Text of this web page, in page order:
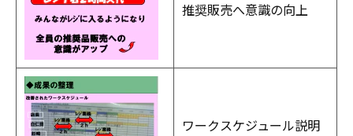
推奨販売へ意識の向上
ワークスケジュール説明